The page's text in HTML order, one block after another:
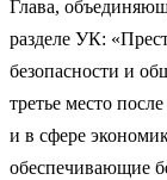
Глава,
разделе УК:
безопасности и
третье место
и в сфере
обеспечивающие